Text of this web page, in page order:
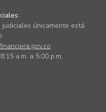
únicamente está
a.m. a 5:00 p.m.